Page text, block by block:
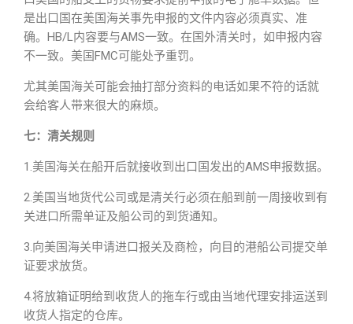
是出口国在美国海关事先申报的文件内容必须真实、准
确。HB/L内容要与AMS一致。在国外清关时，如申报内容
不一致。美国FMC可能处予重罚。
尤其美国海关可能会抽打部分资料的电话如果不符的话就
会给客人带来很大的麻烦。
七：清关规则
1.美国海关在船开后就接收到出口国发出的AMS申报数据。
2.美国当地货代公司或是清关行必须在船到前一周接收到有
关进口所需单证及船公司的到货通知。
3.向美国海关申请进口报关及商检，向目的港船公司提交单
证要求放货。
4.将放箱证明给到收货人的拖车行或由当地代理安排运送到
收货人指定的仓库。